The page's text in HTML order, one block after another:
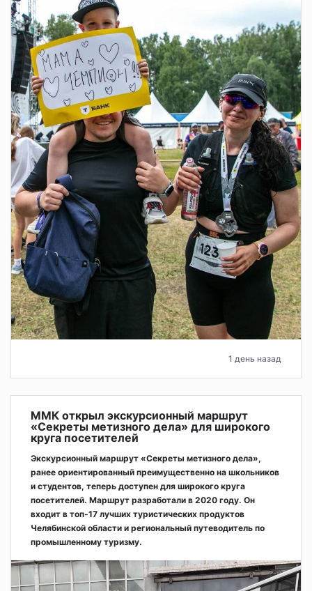
1 день назад
ММК открыл экскурсионный маршрут
«Секреты метизного дела» для широкого
круга посетителей
Экскурсионный маршрут «Секреты метизного дела»,
ранее ориентированный преимущественно на школьников
и студентов, теперь доступен для широкого круга
посетителей. Маршрут разработали в 2020 году. Он
входит в топ-17 лучших туристических продуктов
Челябинской области и региональный путеводитель по
промышленному туризму.